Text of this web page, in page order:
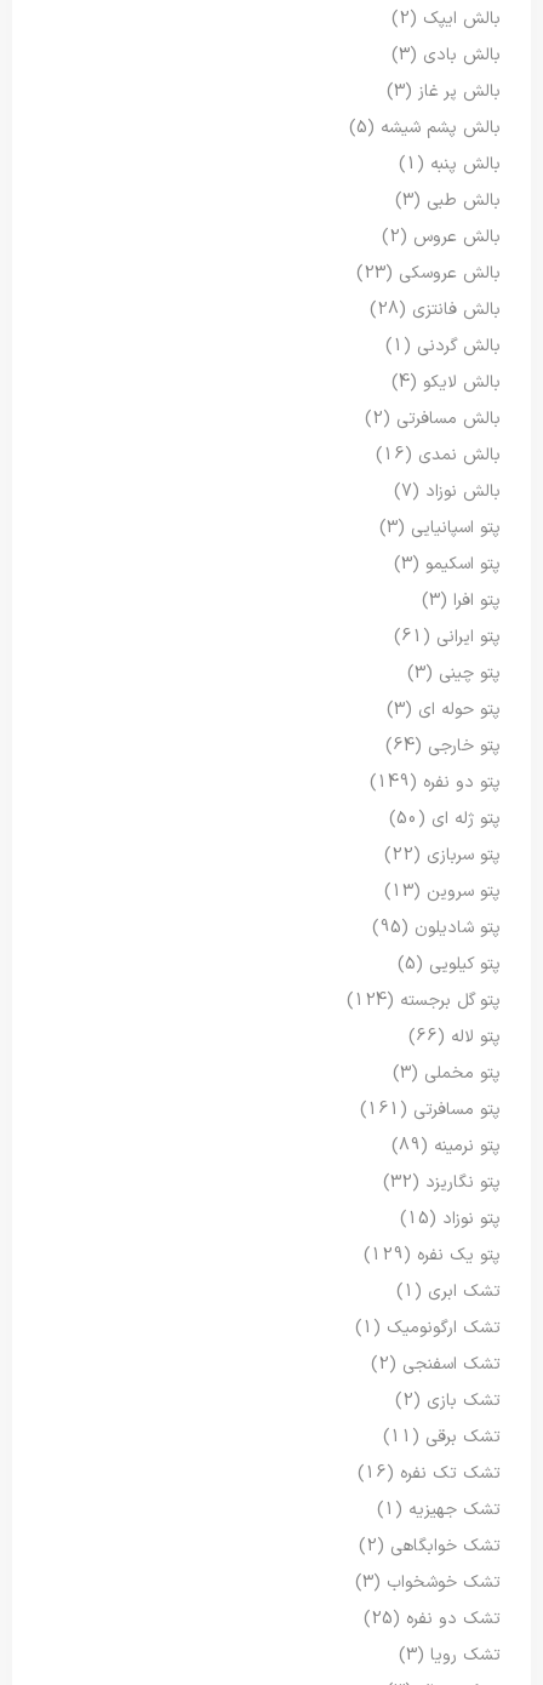
بالش ایپک (2)
بالش بادی (3)
بالش پر غاز (3)
بالش پشم شیشه (5)
بالش پنبه (1)
بالش طبی (3)
بالش عروس (2)
بالش عروسکی (23)
بالش فانتزی (28)
بالش گردنی (1)
بالش لایکو (4)
بالش مسافرتی (2)
بالش نمدی (16)
بالش نوزاد (7)
پتو اسپانیایی (3)
پتو اسکیمو (3)
پتو افرا (3)
پتو ایرانی (61)
پتو چینی (3)
پتو حوله ای (3)
پتو خارجی (64)
پتو دو نفره (149)
پتو ژله ای (50)
پتو سربازی (22)
پتو سروین (13)
پتو شادیلون (95)
پتو کیلویی (5)
پتو گل برجسته (124)
پتو لاله (66)
پتو مخملی (3)
پتو مسافرتی (161)
پتو نرمینه (89)
پتو نگاریزد (32)
پتو نوزاد (15)
پتو یک نفره (129)
تشک ابری (1)
تشک ارگونومیک (1)
تشک اسفنجی (2)
تشک بازی (2)
تشک برقی (11)
تشک تک نفره (16)
تشک جهیزیه (1)
تشک خوابگاهی (2)
تشک خوشخواب (3)
تشک دو نفره (25)
تشک رویا (3)